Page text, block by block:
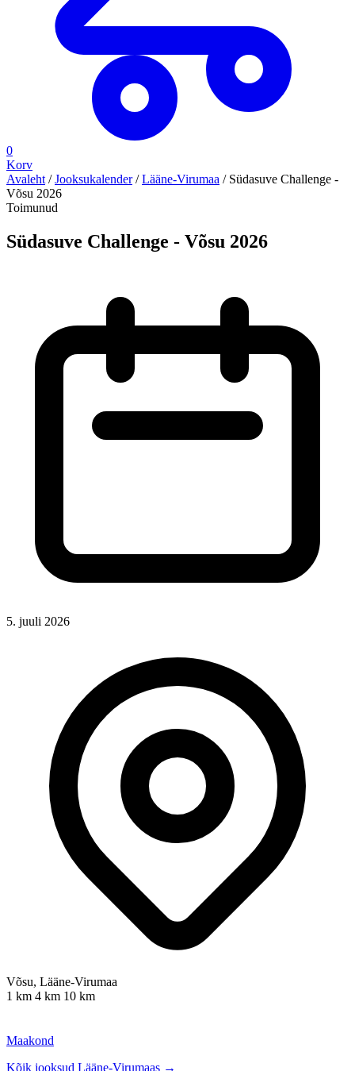
0
Korv
Avaleht / Jooksukalender / Lääne-Virumaa / Südasuve Challenge -
Võsu 2026
Toimunud
Südasuve Challenge - Võsu 2026
5. juuli 2026
Võsu, Lääne-Virumaa
1 km 4 km 10 km
Maakond
Kõik jooksud Lääne-Virumaas →